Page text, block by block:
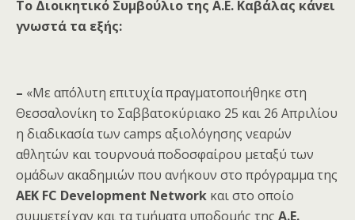
Το Διοικητικό Συμβούλιο της Α.Ε. Καβάλας κάνει
γνωστά τα εξής:
– «Με απόλυτη επιτυχία πραγματοποιήθηκε στη
Θεσσαλονίκη το Σαββατοκύριακο 25 και 26 Απριλίου
η διαδικασία των camps αξιολόγησης νεαρών
αθλητών και τουρνουά ποδοσφαίρου μεταξύ των
ομάδων ακαδημιών που ανήκουν στο πρόγραμμα της
ΑΕΚ FC Development Network και στο οποίο
συμμετείχαν και τα τμήματα υποδομής της Α.Ε.